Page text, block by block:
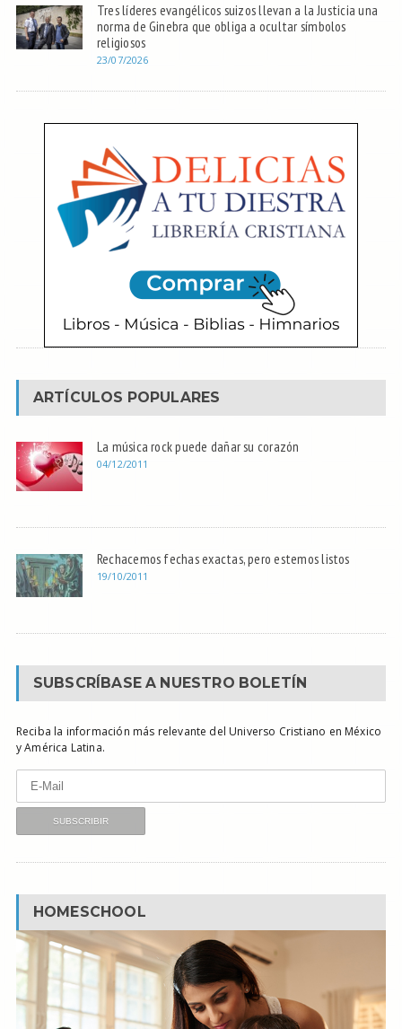
Tres líderes evangélicos suizos llevan a la Justicia una
norma de Ginebra que obliga a ocultar símbolos
religiosos
23/07/2026
ARTÍCULOS POPULARES
La música rock puede dañar su corazón
04/12/2011
Rechacemos fechas exactas, pero estemos listos
19/10/2011
SUBSCRÍBASE A NUESTRO BOLETÍN
Reciba la información más relevante del Universo Cristiano en México
y América Latina.
HOMESCHOOL